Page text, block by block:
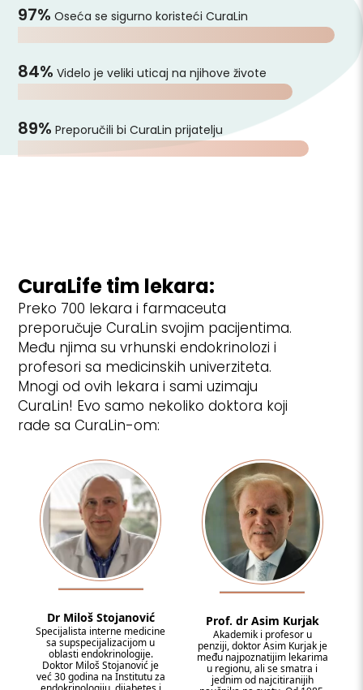
97% Oseća se sigurno koristeći CuraLin
84% Videlo je veliki uticaj na njihove živote
89% Preporučili bi CuraLin prijatelju
CuraLife tim lekara:
Preko 700 lekara i farmaceuta
preporučuje CuraLin svojim pacijentima.
Među njima su vrhunski endokrinolozi i
profesori sa medicinskih univerziteta.
Mnogi od ovih lekara i sami uzimaju
CuraLin! Evo samo nekoliko doktora koji
rade sa CuraLin-om:
Dr Miloš Stojanović
Specijalista interne medicine
sa supspecijalizacijom u
oblasti endokrinologije.
Doktor Miloš Stojanović je
već 30 godina na Institutu za
Prof. dr Asim Kurjak
Akademik i profesor u
penziji, doktor Asim Kurjak je
među najpoznatijim lekarima
u regionu, ali se smatra i
jednim od najcitiranijih